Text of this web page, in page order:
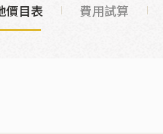
價目表 費用試算